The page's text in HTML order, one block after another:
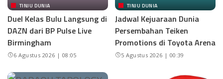
TINJU DUNIA
Duel Kelas Bulu Langsung di
DAZN dari BP Pulse Live
Birmingham
6 Agustus 2026 | 08:05
TINJU DUNIA
Jadwal Kejuaraan Dunia
Persembahan Teiken
Promotions di Toyota Arena
5 Agustus 2026 | 00:39